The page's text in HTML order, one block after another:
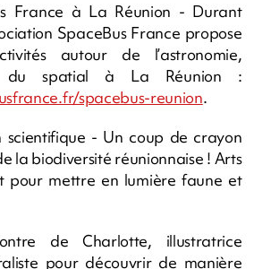
France à La Réunion - Durant
SpaceBus France propose
autour de l’astronomie,
du spatial à La Réunion :
spacebus-reunion.
scientifique - Un coup de crayon
la biodiversité réunionnaise ! Arts
pour mettre en lumière faune et
de Charlotte, illustratrice
pour découvrir de manière